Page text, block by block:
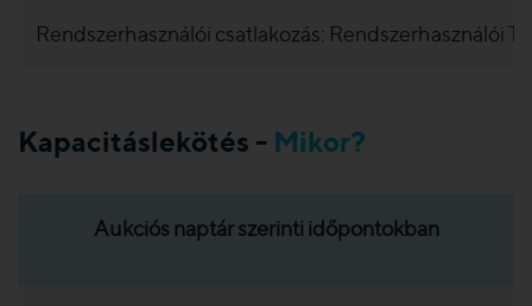
Rendszerhasználói csatlakozás: Rendszerhasználói
Kapacitáslekötés - Mikor?
Aukciós naptár szerinti időpontokban